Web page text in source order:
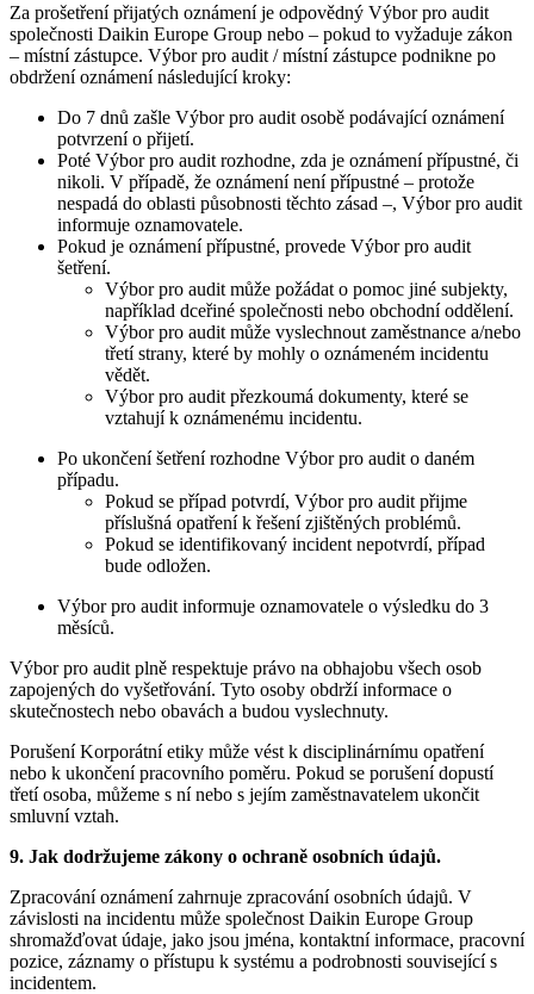
Za prošetření přijatých oznámení je odpovědný Výbor pro audit
společnosti Daikin Europe Group nebo – pokud to vyžaduje zákon
– místní zástupce. Výbor pro audit / místní zástupce podnikne po
obdržení oznámení následující kroky:
Do 7 dnů zašle Výbor pro audit osobě podávající oznámení
potvrzení o přijetí.
Poté Výbor pro audit rozhodne, zda je oznámení přípustné, či
nikoli. V případě, že oznámení není přípustné – protože
nespadá do oblasti působnosti těchto zásad –, Výbor pro audit
informuje oznamovatele.
Pokud je oznámení přípustné, provede Výbor pro audit
šetření.
Výbor pro audit může požádat o pomoc jiné subjekty,
například dceřiné společnosti nebo obchodní oddělení.
Výbor pro audit může vyslechnout zaměstnance a/nebo
třetí strany, které by mohly o oznámeném incidentu
vědět.
Výbor pro audit přezkoumá dokumenty, které se
vztahují k oznámenému incidentu.
Po ukončení šetření rozhodne Výbor pro audit o daném
případu.
Pokud se případ potvrdí, Výbor pro audit přijme
příslušná opatření k řešení zjištěných problémů.
Pokud se identifikovaný incident nepotvrdí, případ
bude odložen.
Výbor pro audit informuje oznamovatele o výsledku do 3
měsíců.
Výbor pro audit plně respektuje právo na obhajobu všech osob
zapojených do vyšetřování. Tyto osoby obdrží informace o
skutečnostech nebo obavách a budou vyslechnuty.
Porušení Korporátní etiky může vést k disciplinárnímu opatření
nebo k ukončení pracovního poměru. Pokud se porušení dopustí
třetí osoba, můžeme s ní nebo s jejím zaměstnavatelem ukončit
smluvní vztah.
9. Jak dodržujeme zákony o ochraně osobních údajů.
Zpracování oznámení zahrnuje zpracování osobních údajů. V
závislosti na incidentu může společnost Daikin Europe Group
shromažďovat údaje, jako jsou jména, kontaktní informace, pracovní
pozice, záznamy o přístupu k systému a podrobnosti související s
incidentem.